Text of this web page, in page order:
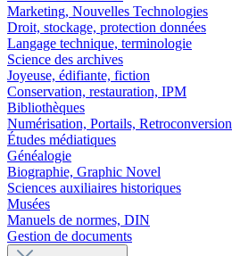
Marketing, Nouvelles Technologies
Droit, stockage, protection données
Langage technique, terminologie
Science des archives
Joyeuse, édifiante, fiction
Conservation, restauration, IPM
Bibliothèques
Numérisation, Portails, Retroconversion
Études médiatiques
Généalogie
Biographie, Graphic Novel
Sciences auxiliaires historiques
Musées
Manuels de normes, DIN
Gestion de documents